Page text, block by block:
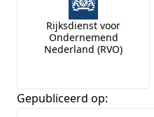
Rijksdienst voor
Ondernemend
Nederland (RVO)
Gepubliceerd op: